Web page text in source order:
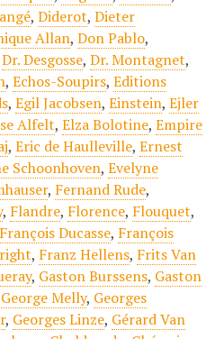
, Diderot, Dieter
Allan, Don Pablo,
Dr. Desgosse, Dr. Montagnet,
, Echos-Soupirs, Editions
, Egil Jacobsen, Einstein, Ejler
Alfelt, Elza Bolotine, Empire
, Eric de Haulleville, Ernest
Schoonhoven, Evelyne
, Fernand Rude,
, Flandre, Florence, Flouquet,
François Ducasse, François
, Franz Hellens, Frits Van
, Gaston Burssens, Gaston
George Melly, Georges
, Georges Linze, Gérard Van